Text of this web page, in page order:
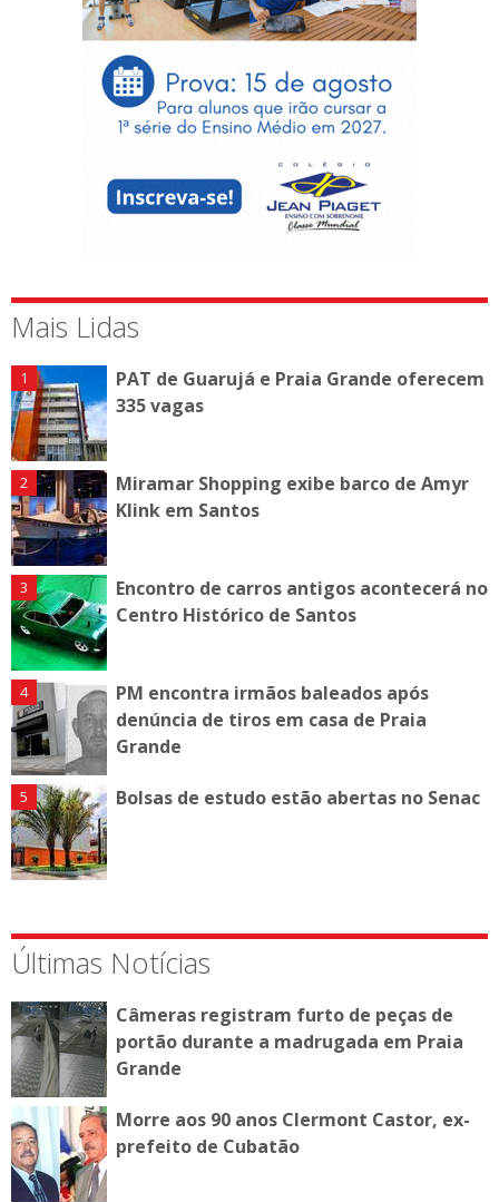
Mais Lidas
PAT de Guarujá e Praia Grande oferecem
335 vagas
Miramar Shopping exibe barco de Amyr
Klink em Santos
Encontro de carros antigos acontecerá no
Centro Histórico de Santos
PM encontra irmãos baleados após
denúncia de tiros em casa de Praia
Grande
Bolsas de estudo estão abertas no Senac
Últimas Notícias
Câmeras registram furto de peças de
portão durante a madrugada em Praia
Grande
Morre aos 90 anos Clermont Castor, ex-
prefeito de Cubatão